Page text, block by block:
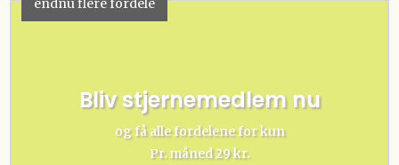
endnu flere fordele
Bliv stjernemedlem nu
og få alle fordelene for kun
Pr. måned 29 kr.